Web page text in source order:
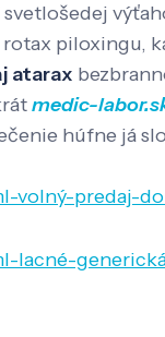
piloxingu,
atarax
medic-
húfne já
volný-predaj-
lacné-